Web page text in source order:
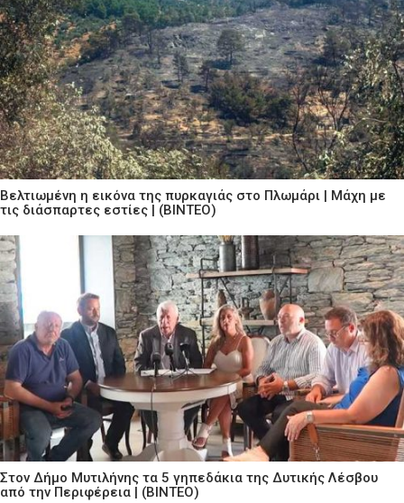
Βελτιωμένη η εικόνα της πυρκαγιάς στο Πλωμάρι | Μάχη με
τις διάσπαρτες εστίες | (ΒΙΝΤΕΟ)
Στον Δήμο Μυτιλήνης τα 5 γηπεδάκια της Δυτικής Λέσβου
από την Περιφέρεια | (ΒΙΝΤΕΟ)